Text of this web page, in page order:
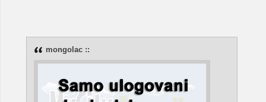
mongolac ::